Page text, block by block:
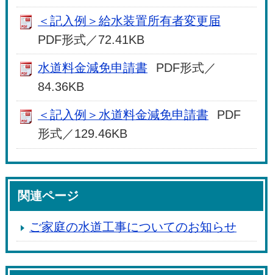
＜記入例＞給水装置所有者変更届
PDF形式／72.41KB
水道料金減免申請書
PDF形式／
84.36KB
＜記入例＞水道料金減免申請書
PDF
形式／129.46KB
関連ページ
ご家庭の水道工事についてのお知らせ